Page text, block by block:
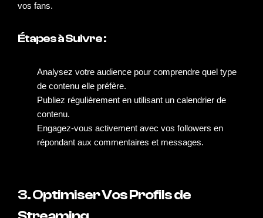
vos fans.
Étapes à Suivre :
Analysez votre audience pour comprendre quel type
de contenu elle préfère.
Publiez régulièrement en utilisant un calendrier de
contenu.
Engagez-vous activement avec vos followers en
répondant aux commentaires et messages.
3. Optimiser Vos Profils de